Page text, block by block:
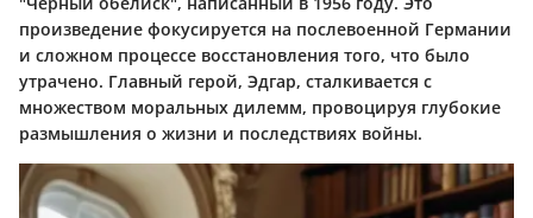
произведение фокусируется на послевоенной Германии
и сложном процессе восстановления того, что было
утрачено. Главный герой, Эдгар, сталкивается с
множеством моральных дилемм, провоцируя глубокие
размышления о жизни и последствиях войны.